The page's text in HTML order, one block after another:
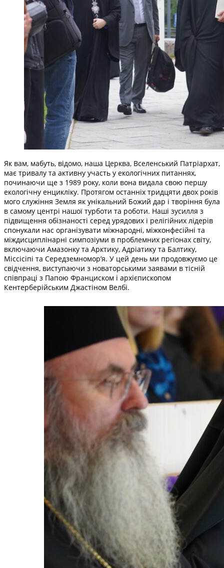
Як вам, мабуть, відомо, наша Церква, Вселенський Патріархат,
має тривалу та активну участь у екологічних питаннях,
починаючи ще з 1989 року, коли вона видала свою першу
екологічну енцикліку. Протягом останніх тридцяти двох років
мого служіння Земля як унікальний Божий дар і творіння була
в самому центрі нашої турботи та роботи. Наші зусилля з
підвищення обізнаності серед урядових і релігійних лідерів
спонукали нас організувати міжнародні, міжконфесійні та
міждисциплінарні симпозіуми в проблемних регіонах світу,
включаючи Амазонку та Арктику, Адріатику та Балтику,
Міссісіпі та Середземномор’я. У цей день ми продовжуємо це
свідчення, виступаючи з новаторськими заявами в тісній
співпраці з Папою Франциском і архієпископом
Кентерберійським Джастіном Велбі.